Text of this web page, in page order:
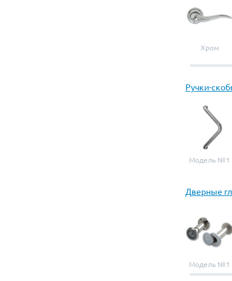
Хром
Ручки-
Модель №1
Дверные
Модель №1